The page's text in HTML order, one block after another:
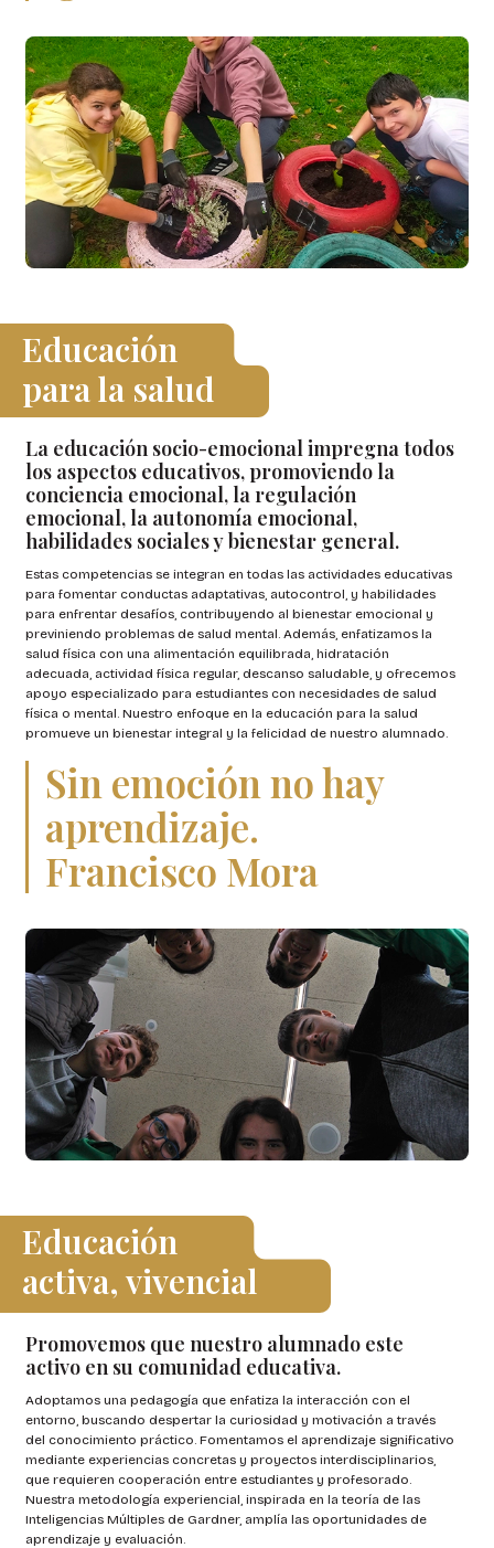
Educación
para la salud
La educación socio-emocional impregna todos
los aspectos educativos, promoviendo la
conciencia emocional, la regulación
emocional, la autonomía emocional,
habilidades sociales y bienestar general.
Estas competencias se integran en todas las actividades educativas
para fomentar conductas adaptativas, autocontrol, y habilidades
para enfrentar desafíos, contribuyendo al bienestar emocional y
previniendo problemas de salud mental. Además, enfatizamos la
salud física con una alimentación equilibrada, hidratación
adecuada, actividad física regular, descanso saludable, y ofrecemos
apoyo especializado para estudiantes con necesidades de salud
física o mental. Nuestro enfoque en la educación para la salud
promueve un bienestar integral y la felicidad de nuestro alumnado.
Sin emoción no hay
aprendizaje.
Francisco Mora
Educación
activa, vivencial
Promovemos que nuestro alumnado este
activo en su comunidad educativa.
Adoptamos una pedagogía que enfatiza la interacción con el
entorno, buscando despertar la curiosidad y motivación a través
del conocimiento práctico. Fomentamos el aprendizaje significativo
mediante experiencias concretas y proyectos interdisciplinarios,
que requieren cooperación entre estudiantes y profesorado.
Nuestra metodología experiencial, inspirada en la teoría de las
Inteligencias Múltiples de Gardner, amplía las oportunidades de
aprendizaje y evaluación.